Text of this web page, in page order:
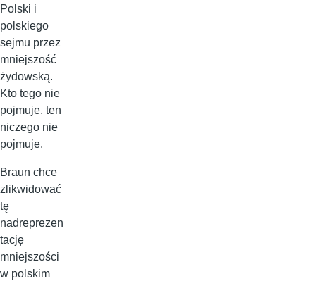
Polski i
polskiego
sejmu przez
mniejszość
żydowską.
Kto tego nie
pojmuje, ten
niczego nie
pojmuje.
Braun chce
zlikwidować
tę
nadreprezen
tację
mniejszości
w polskim